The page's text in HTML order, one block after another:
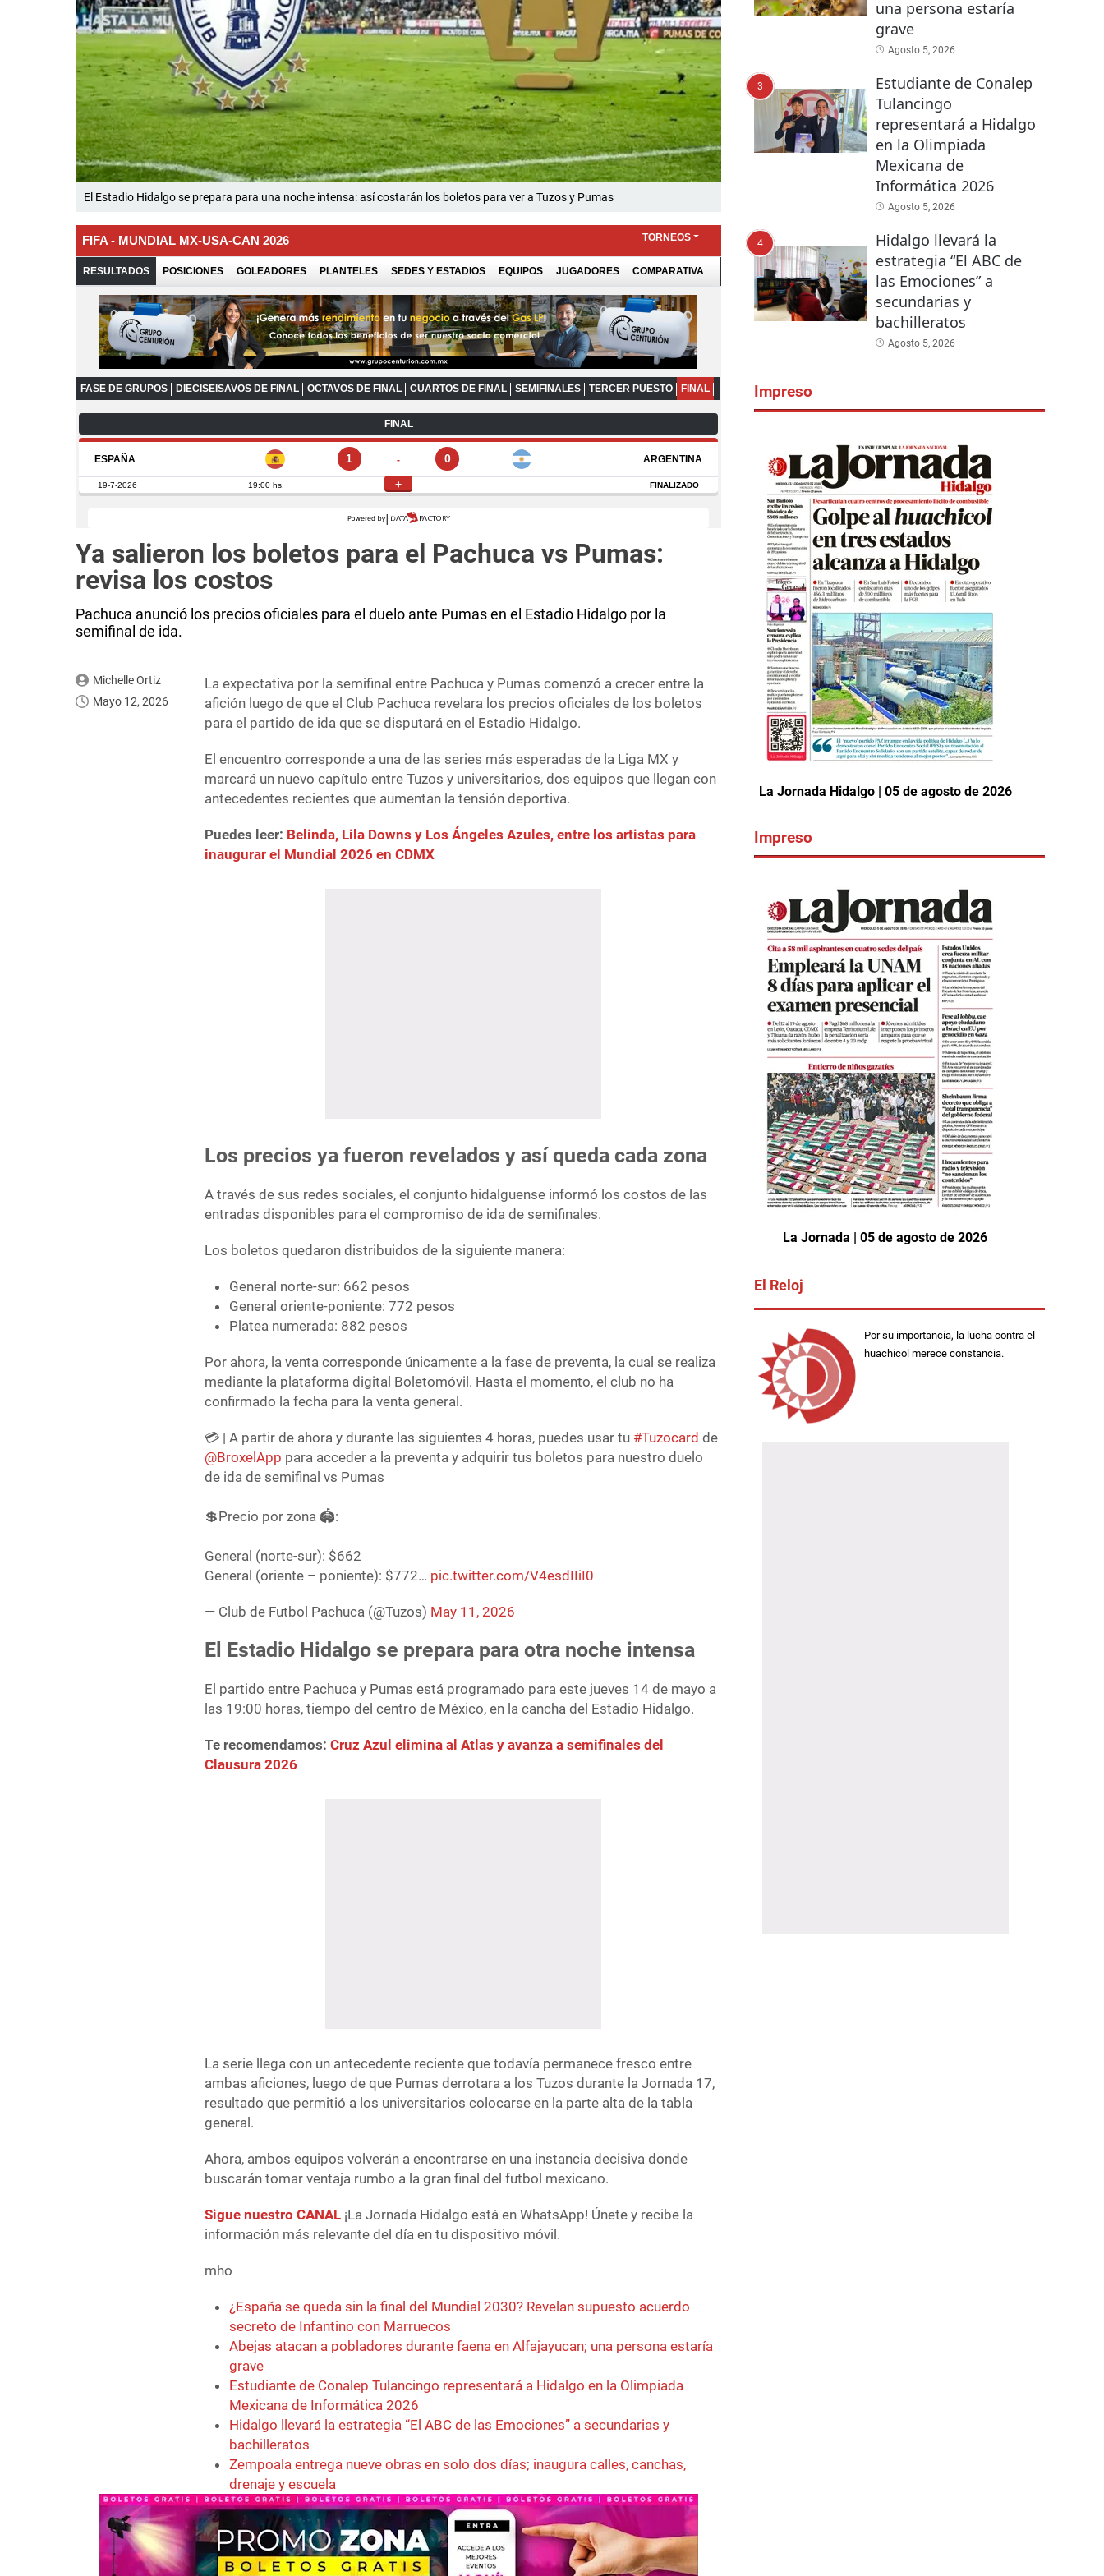
El Estadio Hidalgo se prepara para una noche intensa: así costarán los boletos para ver a Tuzos y Pumas
Ya salieron los boletos para el Pachuca vs Pumas:
revisa los costos
Pachuca anunció los precios oficiales para el duelo ante Pumas en el Estadio Hidalgo por la
semifinal de ida.
Michelle Ortiz
Mayo 12, 2026
La expectativa por la semifinal entre Pachuca y Pumas comenzó a crecer entre la
afición luego de que el Club Pachuca revelara los precios oficiales de los boletos
para el partido de ida que se disputará en el Estadio Hidalgo.
El encuentro corresponde a una de las series más esperadas de la Liga MX y
marcará un nuevo capítulo entre Tuzos y universitarios, dos equipos que llegan con
antecedentes recientes que aumentan la tensión deportiva.
Puedes leer: Belinda, Lila Downs y Los Ángeles Azules, entre los artistas para
inaugurar el Mundial 2026 en CDMX
Los precios ya fueron revelados y así queda cada zona
A través de sus redes sociales, el conjunto hidalguense informó los costos de las
entradas disponibles para el compromiso de ida de semifinales.
Los boletos quedaron distribuidos de la siguiente manera:
General norte-sur: 662 pesos
General oriente-poniente: 772 pesos
Platea numerada: 882 pesos
Por ahora, la venta corresponde únicamente a la fase de preventa, la cual se realiza
mediante la plataforma digital Boletomóvil. Hasta el momento, el club no ha
confirmado la fecha para la venta general.
💳 | A partir de ahora y durante las siguientes 4 horas, puedes usar tu #Tuzocard de
@BroxelApp para acceder a la preventa y adquirir tus boletos para nuestro duelo
de ida de semifinal vs Pumas
💲Precio por zona 🏟️:
General (norte-sur): $662
General (oriente – poniente): $772… pic.twitter.com/V4esdIIiI0
— Club de Futbol Pachuca (@Tuzos) May 11, 2026
El Estadio Hidalgo se prepara para otra noche intensa
El partido entre Pachuca y Pumas está programado para este jueves 14 de mayo a
las 19:00 horas, tiempo del centro de México, en la cancha del Estadio Hidalgo.
Te recomendamos:Cruz Azul elimina al Atlas y avanza a semifinales del
Clausura 2026
La serie llega con un antecedente reciente que todavía permanece fresco entre
ambas aficiones, luego de que Pumas derrotara a los Tuzos durante la Jornada 17,
resultado que permitió a los universitarios colocarse en la parte alta de la tabla
general.
Ahora, ambos equipos volverán a encontrarse en una instancia decisiva donde
buscarán tomar ventaja rumbo a la gran final del futbol mexicano.
Sigue nuestro CANAL ¡La Jornada Hidalgo está en WhatsApp! Únete y recibe la
información más relevante del día en tu dispositivo móvil.
mho
¿España se queda sin la final del Mundial 2030? Revelan supuesto acuerdo
secreto de Infantino con Marruecos
Abejas atacan a pobladores durante faena en Alfajayucan; una persona estaría
grave
Estudiante de Conalep Tulancingo representará a Hidalgo en la Olimpiada
Mexicana de Informática 2026
Hidalgo llevará la estrategia “El ABC de las Emociones” a secundarias y
bachilleratos
Zempoala entrega nueve obras en solo dos días; inaugura calles, canchas,
drenaje y escuela
una persona estaría
grave
Agosto 5, 2026
3
Estudiante de Conalep
Tulancingo
representará a Hidalgo
en la Olimpiada
Mexicana de
Informática 2026
Agosto 5, 2026
4
Hidalgo llevará la
estrategia “El ABC de
las Emociones” a
secundarias y
bachilleratos
Agosto 5, 2026
Impreso
La Jornada Hidalgo | 05 de agosto de 2026
Impreso
La Jornada | 05 de agosto de 2026
El Reloj
Por su importancia, la lucha contra el
huachicol merece constancia.